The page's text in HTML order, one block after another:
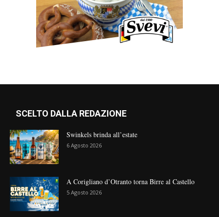
SCELTO DALLA REDAZIONE
Swinkels brinda all’estate
6 Agosto 2026
A Corigliano d’Otranto torna Birre al Castello
5 Agosto 2026